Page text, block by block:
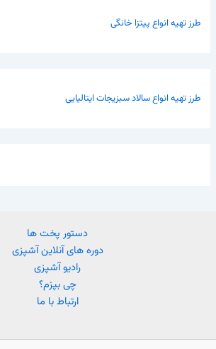
طرز تهیه انواع پیتزا خانگی
طرز تهیه انواع سالاد سبزیجات ایتالیایی
دستور پخت ها
دوره های آنلاین آشپزی
رادیو آشپزی
چی بپزم؟
ارتباط با ما